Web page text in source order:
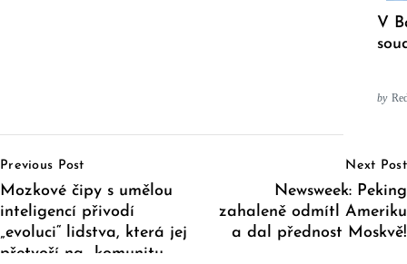
V
by
Navigation
Previous Post
Mozkové čipy s umělou
inteligencí přivodí
„evoluci“ lidstva, která jej
přetvoří na „komunitu
Next Post
Newsweek: Peking
zahaleně odmítl Ameriku
a dal přednost Moskvě!